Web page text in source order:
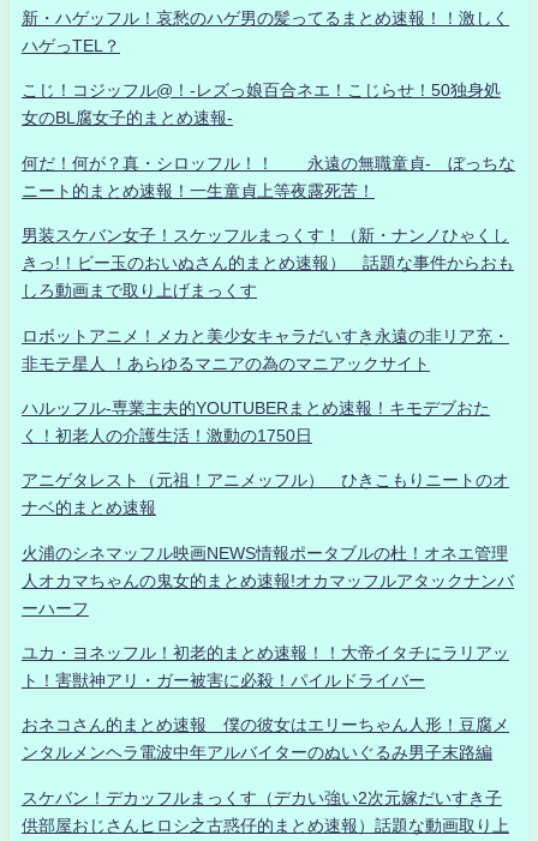
新・ハゲッフル！哀愁のハゲ男の髪ってるまとめ速報！！激しく
ハゲっTEL？
こじ！コジッフル@！-レズっ娘百合ネエ！こじらせ！50独身処
女のBL腐女子的まとめ速報-
何だ！何が？真・シロッフル！！ 永遠の無職童貞- ぼっちな
ニート的まとめ速報！一生童貞上等夜露死苦！
男装スケバン女子！スケッフルまっくす！（新・ナンノひゃくし
きっ!！ビー玉のおいぬさん的まとめ速報） 話題な事件からおも
しろ動画まで取り上げまっくす
ロボットアニメ！メカと美少女キャラだいすき永遠の非リア充・
非モテ星人 ！あらゆるマニアの為のマニアックサイト
ハルッフル-専業主夫的YOUTUBERまとめ速報！キモデブおた
く！初老人の介護生活！激動の1750日
アニゲタレスト（元祖！アニメッフル） ひきこもりニートのオ
ナベ的まとめ速報
火浦のシネマッフル映画NEWS情報ポータブルの杜！オネエ管理
人オカマちゃんの鬼女的まとめ速報!オカマッフルアタックナンバ
ーハーフ
ユカ・ヨネッフル！初老的まとめ速報！！大帝イタチにラリアッ
ト！害獣神アリ・ガー被害に必殺！パイルドライバー
おネコさん的まとめ速報 僕の彼女はエリーちゃん人形！豆腐メ
ンタルメンヘラ電波中年アルバイターのぬいぐるみ男子末路編
スケバン！デカッフルまっくす（デカい強い2次元嫁だいすき子
供部屋おじさんヒロシ之古惑仔的まとめ速報）話題な動画取り上